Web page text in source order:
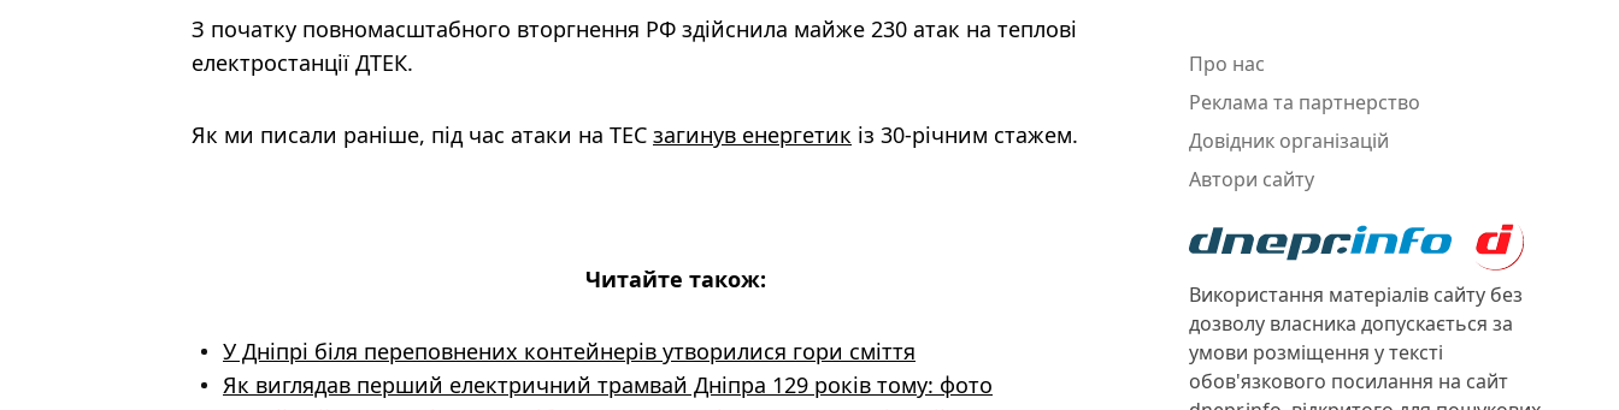
З початку повномасштабного вторгнення РФ здійснила майже 230 атак на теплові
електростанції ДТЕК.
Як ми писали раніше, під час атаки на ТЕС загинув енергетик із 30-річним стажем.
Читайте також:
У Дніпрі біля переповнених контейнерів утворилися гори сміття
Як виглядав перший електричний трамвай Дніпра 129 років тому: фото
Про нас
Реклама та партнерство
Довідник організацій
Автори сайту
Використання матеріалів сайту без
дозволу власника допускається за
умови розміщення у тексті
обов'язкового посилання на сайт